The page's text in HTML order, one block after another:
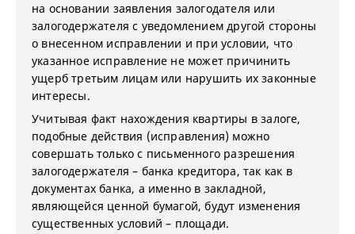
на основании заявления залогодателя или
залогодержателя с уведомлением другой стороны
о внесенном исправлении и при условии, что
указанное исправление не может причинить
ущерб третьим лицам или нарушить их законные
интересы.
Учитывая факт нахождения квартиры в залоге,
подобные действия (исправления) можно
совершать только с письменного разрешения
залогодержателя – банка кредитора, так как в
документах банка, а именно в закладной,
являющейся ценной бумагой, будут изменения
существенных условий – площади.